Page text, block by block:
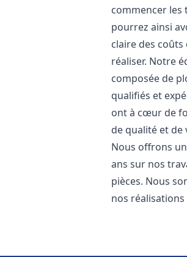
commencer les
pourrez ainsi
claire des coûts
réaliser. Notre
composée de
qualifiés et
ont à cœur de
de qualité et de
Nous offrons
ans sur nos
pièces. Nous
nos